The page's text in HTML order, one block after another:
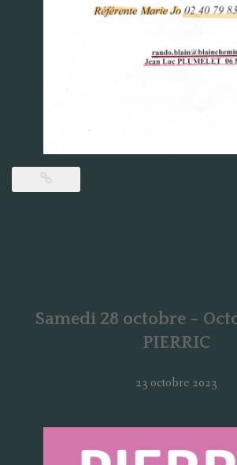
Samedi 28 octobre –
PIERRIC
23 octobre 2023